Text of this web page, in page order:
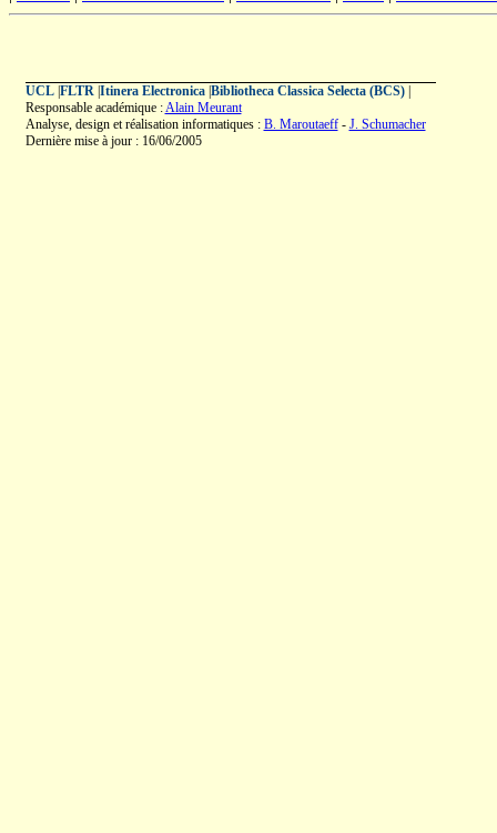
UCL| FLTR| Itinera Electronica| Bibliotheca Classica Selecta (BCS)|
Responsable académique :Alain Meurant
Analyse, design et réalisation informatiques : B. Maroutaeff- J. Schumacher
Dernière mise à jour : 16/06/2005